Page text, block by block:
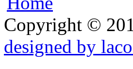
Copyright ©
designed by